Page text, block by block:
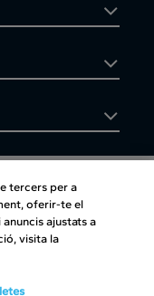
tercers per a
oferir-te el
ajustats a
visita la